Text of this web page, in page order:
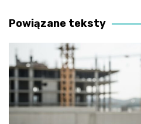
wpisu
Powiązane teksty